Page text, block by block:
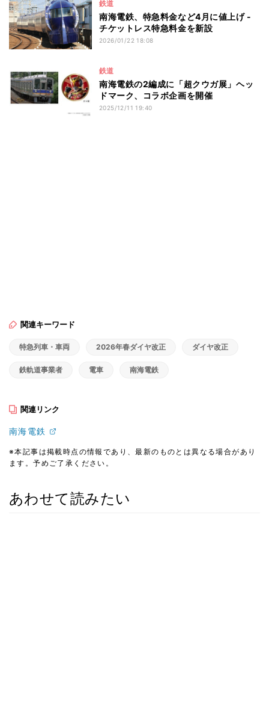
鉄道
南海電鉄、特急料金など4月に値上げ -
チケットレス特急料金を新設
2026/01/22 18:08
鉄道
南海電鉄の2編成に「超クウガ展」ヘッ
ドマーク、コラボ企画を開催
2025/12/11 19:40
関連キーワード
特急列車・車両 2026年春ダイヤ改正 ダイヤ改正
鉄軌道事業者 電車 南海電鉄
関連リンク
南海電鉄
※本記事は掲載時点の情報であり、最新のものとは異なる場合があり
ます。予めご了承ください。
あわせて読みたい